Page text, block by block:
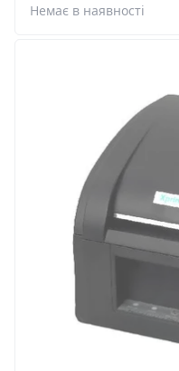
Немає в наявності